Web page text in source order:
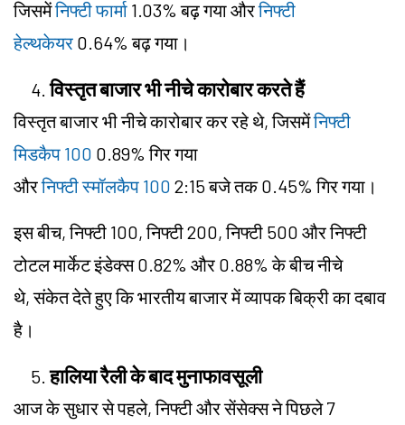
जिसमेंनिफ्टी फार्मा 1.03% बढ़ गया औरनिफ्टी
हेल्थकेयर 0.64% बढ़ गया।
विस्तृत बाजार भी नीचे कारोबार करते हैं
विस्तृत बाजार भी नीचे कारोबार कर रहे थे, जिसमेंनिफ्टी
मिडकैप 100 0.89% गिर गया
औरनिफ्टी स्मॉलकैप 100 2:15 बजे तक 0.45% गिर गया।
इस बीच, निफ्टी 100, निफ्टी 200, निफ्टी 500 और निफ्टी
टोटल मार्केट इंडेक्स 0.82% और 0.88% के बीच नीचे
थे, संकेत देते हुए कि भारतीय बाजार में व्यापक बिक्री का दबाव
है।
हालिया रैली के बाद मुनाफावसूली
आज के सुधार से पहले, निफ्टी और सेंसेक्स ने पिछले 7